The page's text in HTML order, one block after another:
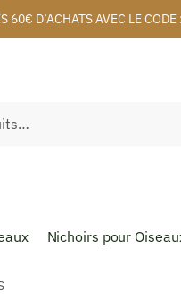
60€ D’ACHATS AVEC LE
Nichoirs pour